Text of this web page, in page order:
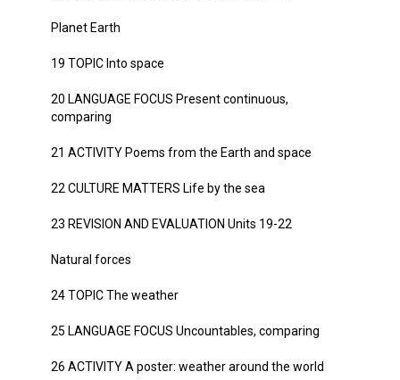
Planet Earth
19 TOPIC Into space
20 LANGUAGE FOCUS Present continuous,
comparing
21 ACTIVITY Poems from the Earth and space
22 CULTURE MATTERS Life by the sea
23 REVISION AND EVALUATION Units 19-22
Natural forces
24 TOPIC The weather
25 LANGUAGE FOCUS Uncountables, comparing
26 ACTIVITY A poster: weather around the world